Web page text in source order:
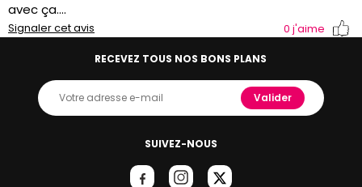
avec ça....
Signaler cet avis 0 j'aime
SUIVEZ-NOUS
RECEVEZ TOUS NOS BONS PLANS
Valider